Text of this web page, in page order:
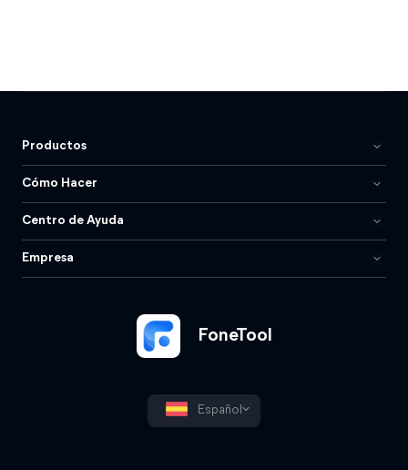
FoneTool
Español
Productos
Cómo Hacer
Centro de Ayuda
Empresa